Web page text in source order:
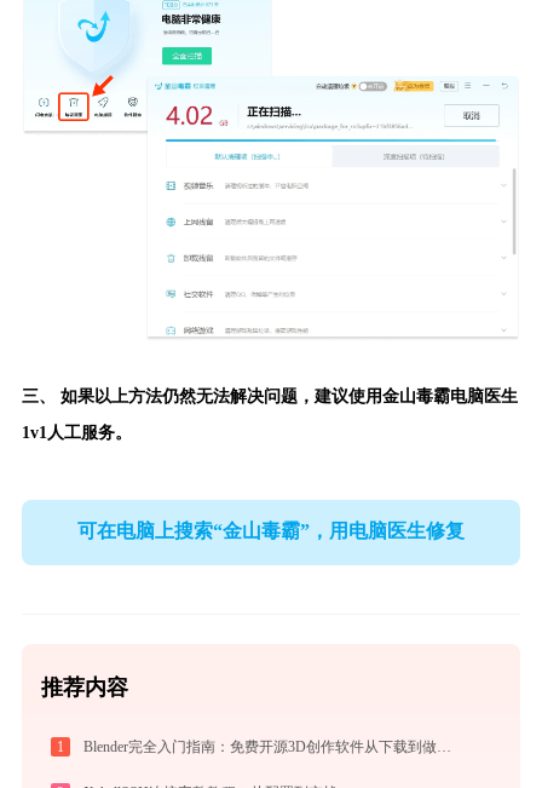
三、 如果以上方法仍然无法解决问题，建议使用金山毒霸电脑医生
1v1人工服务。
可在电脑上搜索“金山毒霸”，用电脑医生修复
推荐内容
1 Blender完全入门指南：免费开源3D创作软件从下载到做出第一个作品（2026最新）